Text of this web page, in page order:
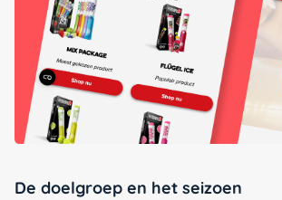
De doelgroep en het seizoen